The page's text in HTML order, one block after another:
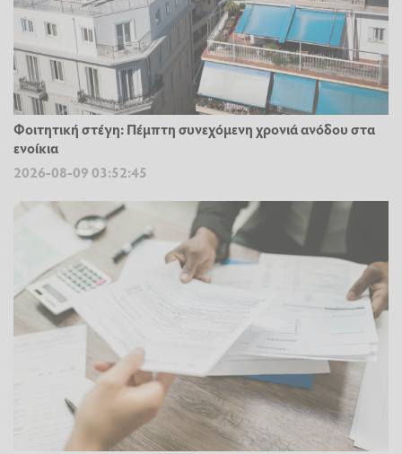
Φοιτητική στέγη: Πέμπτη συνεχόμενη χρονιά ανόδου στα
ενοίκια
2026-08-09 03:52:45